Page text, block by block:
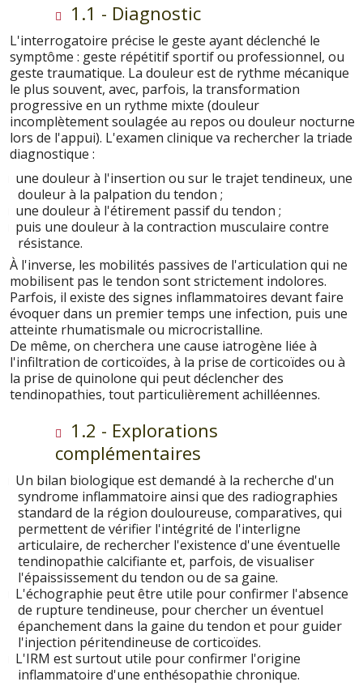
1.1 - Diagnostic
L'interrogatoire précise le geste ayant déclenché le
symptôme : geste répétitif sportif ou professionnel, ou
geste traumatique. La douleur est de rythme mécanique
le plus souvent, avec, parfois, la transformation
progressive en un rythme mixte (douleur
incomplètement soulagée au repos ou douleur nocturne
lors de l'appui). L'examen clinique va rechercher la triade
diagnostique :
une douleur à l'insertion ou sur le trajet tendineux, une
douleur à la palpation du tendon ;
une douleur à l'étirement passif du tendon ;
puis une douleur à la contraction musculaire contre
résistance.
À l'inverse, les mobilités passives de l'articulation qui ne
mobilisent pas le tendon sont strictement indolores.
Parfois, il existe des signes inflammatoires devant faire
évoquer dans un premier temps une infection, puis une
atteinte rhumatismale ou microcristalline.
De même, on cherchera une cause iatrogène liée à
l'infiltration de corticoïdes, à la prise de corticoïdes ou à
la prise de quinolone qui peut déclencher des
tendinopathies, tout particulièrement achilléennes.
1.2 - Explorations
complémentaires
Un bilan biologique est demandé à la recherche d'un
syndrome inflammatoire ainsi que des radiographies
standard de la région douloureuse, comparatives, qui
permettent de vérifier l'intégrité de l'interligne
articulaire, de rechercher l'existence d'une éventuelle
tendinopathie calcifiante et, parfois, de visualiser
l'épaississement du tendon ou de sa gaine.
L'échographie peut être utile pour confirmer l'absence
de rupture tendineuse, pour chercher un éventuel
épanchement dans la gaine du tendon et pour guider
l'injection péritendineuse de corticoïdes.
L'IRM est surtout utile pour confirmer l'origine
inflammatoire d'une enthésopathie chronique.